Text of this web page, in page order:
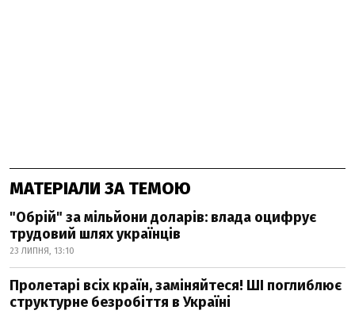
МАТЕРІАЛИ ЗА ТЕМОЮ
"Обрій" за мільйони доларів: влада оцифрує
трудовий шлях українців
23 ЛИПНЯ, 13:10
Пролетарі всіх країн, заміняйтеся! ШІ поглиблює
структурне безробіття в Україні